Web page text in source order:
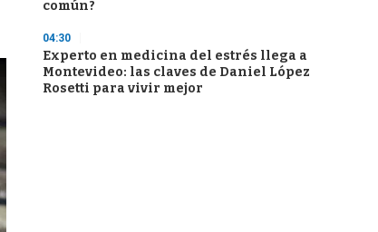
común?
04:30
Experto en medicina del estrés llega a
Montevideo: las claves de Daniel López
Rosetti para vivir mejor